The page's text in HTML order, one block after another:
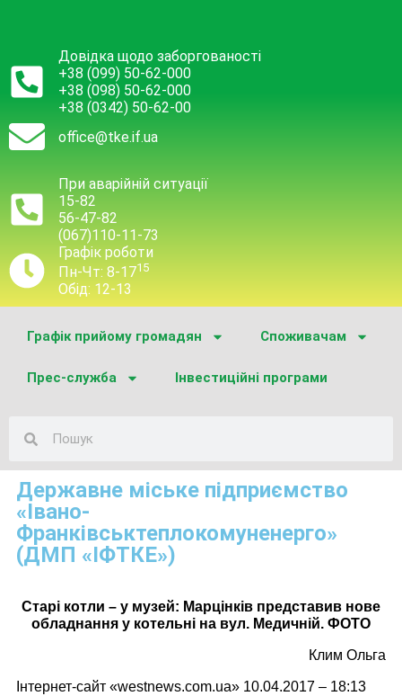
Довідка щодо заборгованості
+38 (099) 50-62-000
+38 (098) 50-62-000
+38 (0342) 50-62-00
office@tke.if.ua
При аварійній ситуації
15-82
56-47-82
(067)110-11-73
Графік роботи
Пн-Чт: 8-1715
Обід: 12-13
Графік прийому громадян Споживачам
Прес-служба Інвестиційні програми
Державне міське підприємство
«Івано-
Франківськтеплокомуненерго»
(ДМП «ІФТКЕ»)
Старі котли – у музей: Марцінків представив нове
обладнання у котельні на вул. Медичній. ФОТО
Клим Ольга
Інтернет-сайт «westnews.com.ua» 10.04.2017 – 18:13